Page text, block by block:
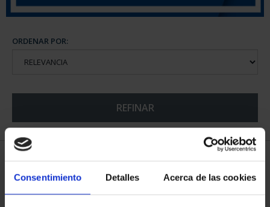
Consentimiento Detalles Acerca de las cookies
ORDENAR POR:
REFINAR
5 Productos encontrados